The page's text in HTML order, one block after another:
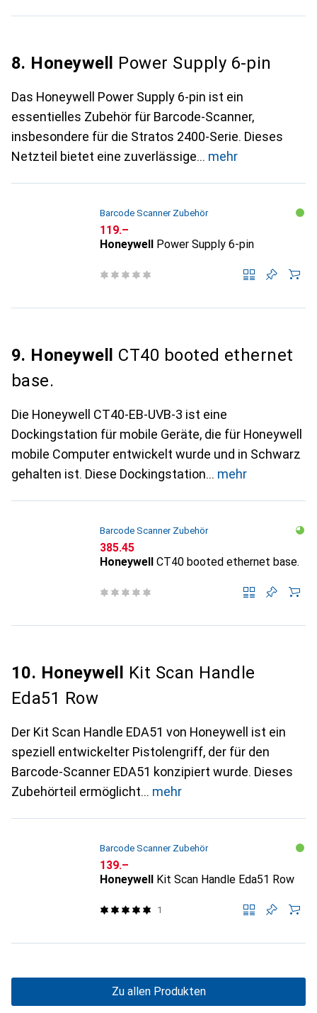
8. Honeywell Power Supply 6-pin
Das Honeywell Power Supply 6-pin ist ein
essentielles Zubehör für Barcode-Scanner,
insbesondere für die Stratos 2400-Serie. Dieses
Netzteil bietet eine zuverlässige
mehr
Barcode Scanner Zubehör
CHF
119.–
Honeywell Power Supply 6-pin
9. Honeywell
CT40 booted ethernet
base.
Die Honeywell CT40-EB-UVB-3 ist eine
Dockingstation für mobile Geräte, die für Honeywell
mobile Computer entwickelt wurde und in Schwarz
gehalten ist. Diese Dockingstation
mehr
Barcode Scanner Zubehör
CHF
385.45
Honeywell CT40 booted ethernet base.
10. Honeywell
Kit Scan Handle
Eda51 Row
Der Kit Scan Handle EDA51 von Honeywell ist ein
speziell entwickelter Pistolengriff, der für den
Barcode-Scanner EDA51 konzipiert wurde. Dieses
Zubehörteil ermöglicht
mehr
Barcode Scanner Zubehör
CHF
139.–
Honeywell Kit Scan Handle Eda51 Row
1
Zu allen Produkten